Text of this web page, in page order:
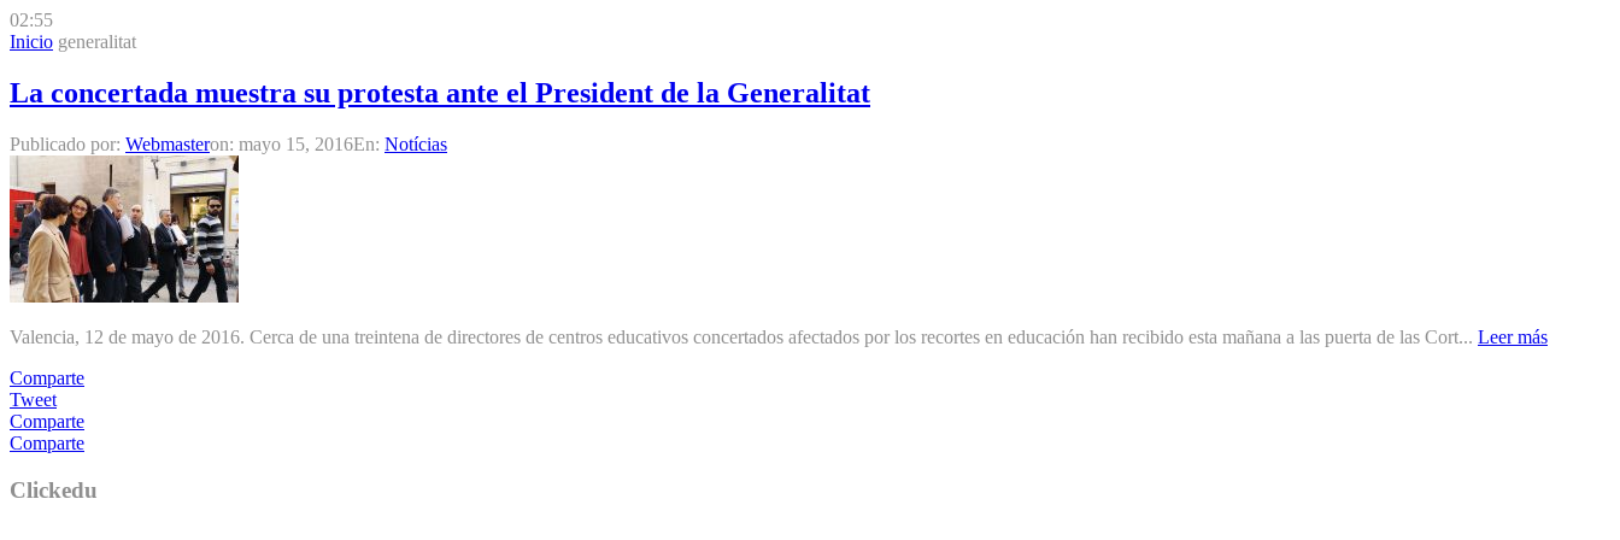
02:55
Inicio generalitat
La concertada muestra su protesta ante el President de la Generalitat
Publicado por: Webmasteron: mayo 15, 2016En: Notícias
Valencia, 12 de mayo de 2016. Cerca de una treintena de directores de centros educativos concertados afectados por los recortes en educación han recibido esta mañana a las puerta de las Cort... Leer más
Comparte
Tweet
Comparte
Comparte
Clickedu